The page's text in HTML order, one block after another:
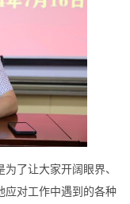
了让大家开阔眼界、
应对工作中遇到的各种